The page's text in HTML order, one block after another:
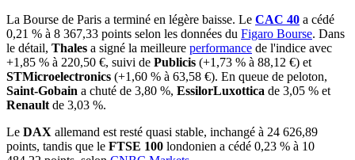
La Bourse de Paris a terminé en légère baisse. Le CAC 40 a cédé
0,21 % à 8 367,33 points selon les données du Figaro Bourse. Dans
le détail, Thales a signé la meilleure performance de l'indice avec
+1,85 % à 220,50 €, suivi de Publicis (+1,73 % à 88,12 €) et
STMicroelectronics (+1,60 % à 63,58 €). En queue de peloton,
Saint-Gobain a chuté de 3,80 %, EssilorLuxottica de 3,05 % et
Renault de 3,03 %.
Le DAX allemand est resté quasi stable, inchangé à 24 626,89
points, tandis que le FTSE 100 londonien a cédé 0,23 % à 10